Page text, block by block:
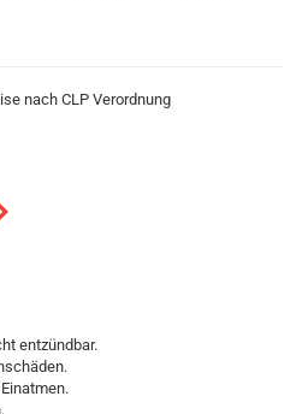
nach CLP Verordnung
entzündbar.